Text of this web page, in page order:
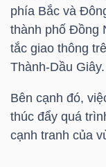
phía Bắc và
thành phố Đồng
tắc giao thông
Thành-Dầu Giây.
Bên cạnh đó,
thúc đẩy quá
cạnh tranh của
NGHIỆP
TIÊU
DÙNG
KHÔNG